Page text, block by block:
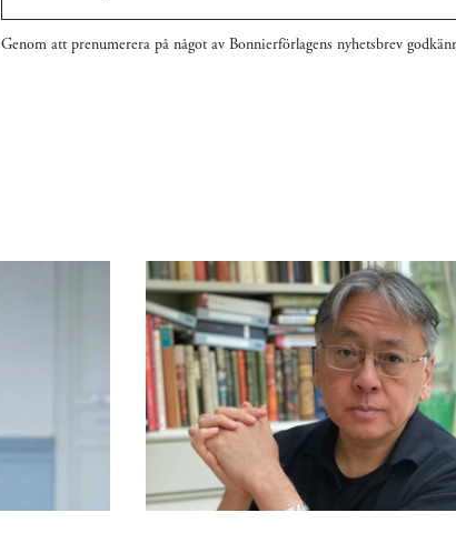
Genom att prenumerera på något av Bonnierförlagens nyhetsbrev